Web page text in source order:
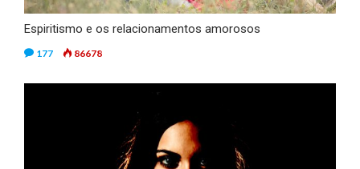
Espiritismo e os relacionamentos amorosos
177 86678